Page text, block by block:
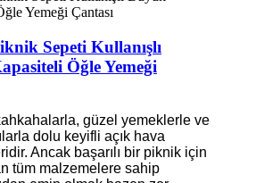
Sepeti Kullanışlı
Öğle Yemeği
güzel yemeklerle ve
dolu keyifli açık hava
Ancak başarılı bir piknik için
tüm malzemelere sahip